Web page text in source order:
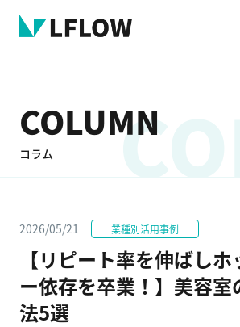
COLUMN
コラム
2026/05/21 業種別活用事例
【リピート率を伸ばし
ー依存を卒業！】美容室
法5選